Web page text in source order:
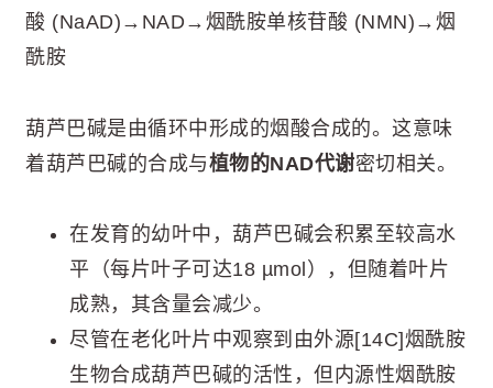
酸 (NaAD)→NAD→烟酰胺单核苷酸 (NMN)→烟
酰胺
葫芦巴碱是由循环中形成的烟酸合成的。这意味
着葫芦巴碱的合成与植物的NAD代谢密切相关。
在发育的幼叶中，葫芦巴碱会积累至较高水
平（每片叶子可达18 µmol），但随着叶片
成熟，其含量会减少。
尽管在老化叶片中观察到由外源[14C]烟酰胺
生物合成葫芦巴碱的活性，但内源性烟酰胺